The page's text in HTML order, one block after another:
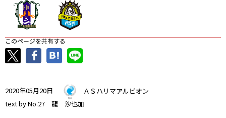
このページを共有する
2020年05月20日
ＡＳハリマアルビオン
text by No.27 龍 沙也加